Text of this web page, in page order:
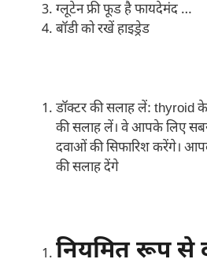
​ग्लूटेन फ्री फूड है फायदेमंद …
​बॉडी को रखें हाइड्रेड
डॉक्टर की सलाह लें: thyroid के
की सलाह लें। वे आपके लिए
दवाओं की सिफारिश करेंगे।
की सलाह देंगे
नियमित रूप से